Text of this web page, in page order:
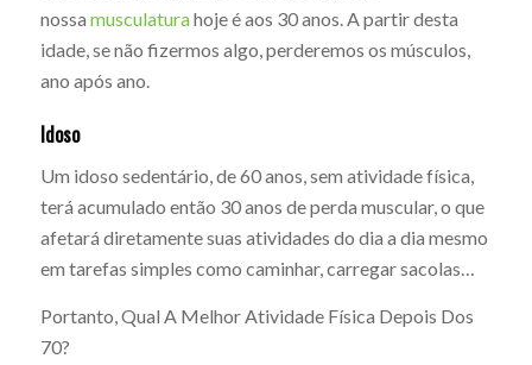
nossa musculaturahoje é aos 30 anos. A partir desta
idade, se não fizermos algo, perderemos os músculos,
ano após ano.
Idoso
Um idoso sedentário, de 60 anos, sem atividade física,
terá acumulado então 30 anos de perda muscular, o que
afetará diretamente suas atividades do dia a dia mesmo
em tarefas simples como caminhar, carregar sacolas…
Portanto, Qual A Melhor Atividade Física Depois Dos
70?